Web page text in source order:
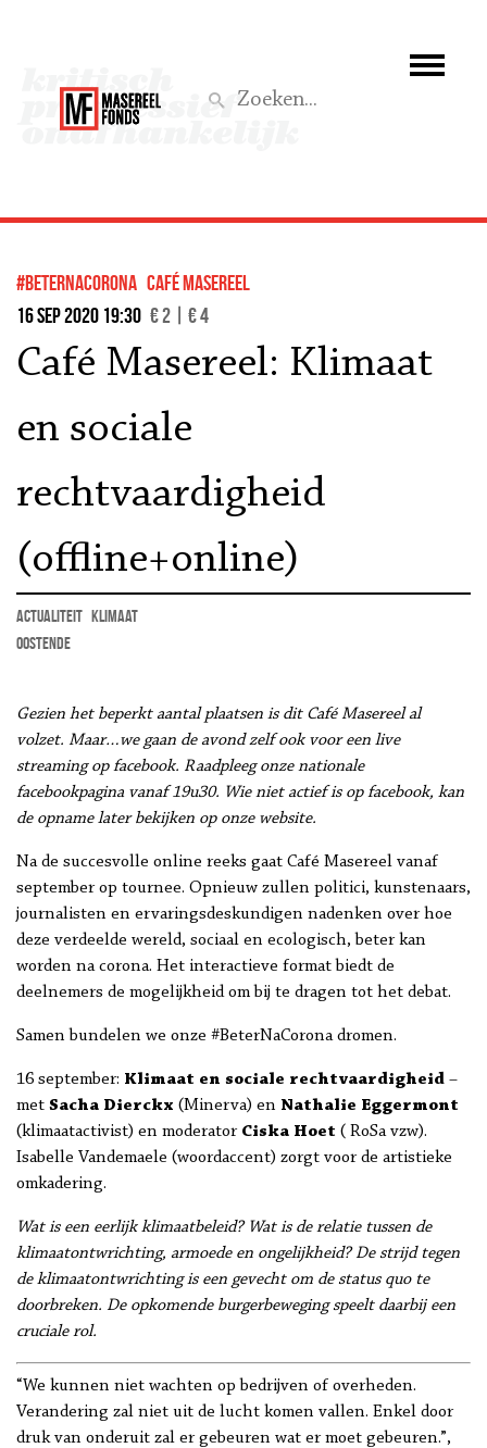
Wat we doen
Steun ons
Aktief
#BeterNaCorona Café Masereel
16 sep 2020 19:30 € 2 | € 4
Café Masereel: Klimaat
en sociale
rechtvaardigheid
(offline+online)
actualiteit klimaat
Oostende
Gezien het beperkt aantal plaatsen is dit Café Masereel al
volzet. Maar…we gaan de avond zelf ook voor een live
streaming op facebook. Raadpleeg onze nationale
facebookpagina vanaf 19u30. Wie niet actief is op facebook, kan
de opname later bekijken op onze website.
Na de succesvolle online reeks gaat Café Masereel vanaf
september op tournee. Opnieuw zullen politici, kunstenaars,
journalisten en ervaringsdeskundigen nadenken over hoe
deze verdeelde wereld, sociaal en ecologisch, beter kan
worden na corona. Het interactieve format biedt de
deelnemers de mogelijkheid om bij te dragen tot het debat.
Samen bundelen we onze #BeterNaCorona dromen.
16 september: Klimaat en sociale rechtvaardigheid –
met Sacha Dierckx (Minerva) en Nathalie Eggermont
(klimaatactivist) en moderator Ciska Hoet ( RoSa vzw).
Isabelle Vandemaele (woordaccent) zorgt voor de artistieke
omkadering.
Wat is een eerlijk klimaatbeleid? Wat is de relatie tussen de
klimaatontwrichting, armoede en ongelijkheid? De strijd tegen
de klimaatontwrichting is een gevecht om de status quo te
doorbreken. De opkomende burgerbeweging speelt daarbij een
cruciale rol.
“We kunnen niet wachten op bedrijven of overheden.
Verandering zal niet uit de lucht komen vallen. Enkel door
druk van onderuit zal er gebeuren wat er moet gebeuren.”,